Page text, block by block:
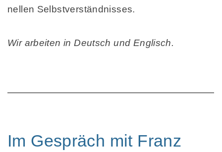
nellen Selbst­ver­ständ­nisses.
Wir arbeiten in Deutsch und Englisch.
Im Gespräch mit Franz